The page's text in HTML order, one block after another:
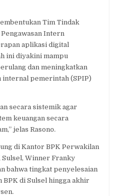
Tim Tindak
Intern
aplikasi digital
ini diyakini mampu
dan meningkatkan
pemerintah (SPIP)
secara sistemik agar
keuangan secara
jelas Rasono.
di Kantor BPK Perwakilan
Sulsel, Winner Franky
bahwa tingkat penyelesaian
di Sulsel hingga akhir